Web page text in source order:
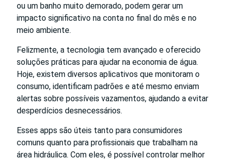
ou um banho muito demorado, podem gerar um
impacto significativo na conta no final do mês e no
meio ambiente.
Felizmente, a tecnologia tem avançado e oferecido
soluções práticas para ajudar na economia de água.
Hoje, existem diversos aplicativos que monitoram o
consumo, identificam padrões e até mesmo enviam
alertas sobre possíveis vazamentos, ajudando a evitar
desperdícios desnecessários.
Esses apps são úteis tanto para consumidores
comuns quanto para profissionais que trabalham na
área hidráulica. Com eles, é possível controlar melhor